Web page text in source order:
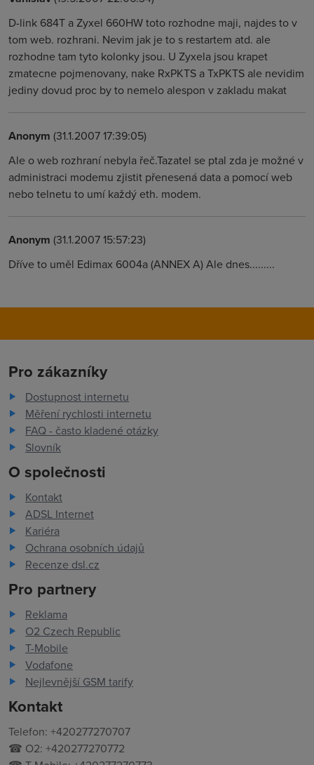
D-link 684T a Zyxel 660HW toto rozhodne maji, najdes to v
tom web. rozhrani. Nevim jak je to s restartem atd. ale
rozhodne tam tyto kolonky jsou. U Zyxela jsou krapet
zmatecne pojmenovany, nake RxPKTS a TxPKTS ale nevidim
jediny dovud proc by to nemelo alespon v zakladu makat
Anonym (31.1.2007 17:39:05)
Ale o web rozhraní nebyla řeč.Tazatel se ptal zda je možné v
administraci modemu zjistit přenesená data a pomocí web
nebo telnetu to umí každý eth. modem.
Anonym (31.1.2007 15:57:23)
Dříve to uměl Edimax 6004a (ANNEX A) Ale dnes.........
Pro zákazníky
Dostupnost internetu
Měření rychlosti internetu
FAQ - často kladené otázky
Slovník
O společnosti
Kontakt
ADSL Internet
Kariéra
Ochrana osobních údajů
Recenze dsl.cz
Pro partnery
Reklama
O2 Czech Republic
T-Mobile
Vodafone
Nejlevnější GSM tarify
Kontakt
Telefon: +420277270707
☎ O2: +420277270772